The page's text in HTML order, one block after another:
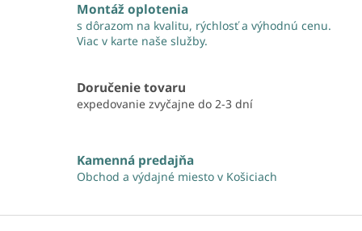
Montáž oplotenia
s dôrazom na kvalitu, rýchlosť a výhodnú cenu.
Viac v karte naše služby.
Doručenie tovaru
expedovanie zvyčajne do 2-3 dní
Kamenná predajňa
Obchod a výdajné miesto v Košiciach
Z